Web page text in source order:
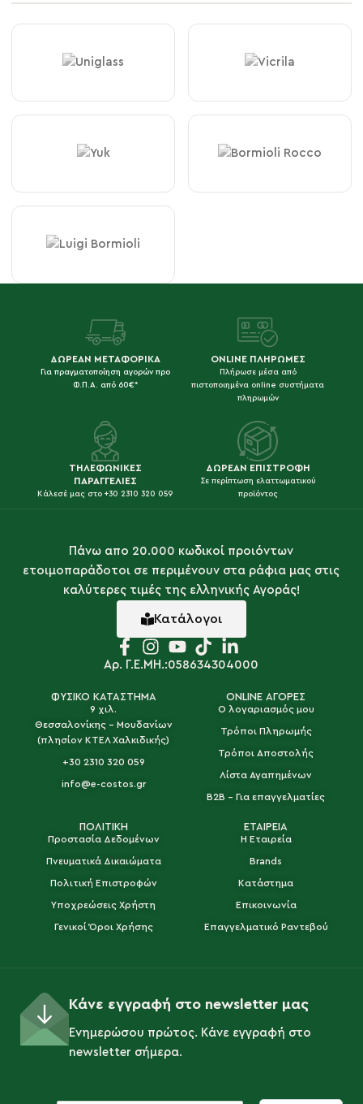
ΔΩΡΕΑΝ ΜΕΤΑΦΟΡΙΚΑ
Για πραγματοποίηση αγορών προ
Φ.Π.Α. από 60€*
ONLINE ΠΛΗΡΩΜΕΣ
Πλήρωσε μέσα από
πιστοποιημένα online συστήματα
πληρωμών
ΤΗΛΕΦΩΝΙΚΕΣ
ΠΑΡΑΓΓΕΛΙΕΣ
Κάλεσέ μας στο +30 2310 320 059
ΔΩΡΕΑΝ ΕΠΙΣΤΡΟΦΗ
Σε περίπτωση ελαττωματικού
προϊόντος
Πάνω απο 20.000 κωδικοί προιόντων
ετοιμοπαράδοτοι σε περιμένουν στα ράφια μας στις
καλύτερες τιμές της ελληνικής Αγοράς!
Κατάλογοι
Αρ. Γ.Ε.ΜΗ.:058634304000
ΦΥΣΙΚΟ ΚΑΤΑΣΤΗΜΑ
9 χιλ.
Θεσσαλονίκης - Μουδανίων
(πλησίον ΚΤΕΛ Χαλκιδικής)
+30 2310 320 059
info@e-costos.gr
ONLINE ΑΓΟΡΕΣ
Ο λογαριασμός μου
Τρόποι Πληρωμής
Τρόποι Αποστολής
Λίστα Αγαπημένων
B2B - Για επαγγελματίες
ΠΟΛΙΤΙΚΗ
Προστασία Δεδομένων
Πνευματικά Δικαιώματα
Πολιτική Επιστροφών
Υποχρεώσεις Χρήστη
Γενικοί Όροι Χρήσης
ΕΤΑΙΡΕΙΑ
Η Εταιρεία
Brands
Κατάστημα
Επικοινωνία
Επαγγελματικό Ραντεβού
Κάνε εγγραφή στο newsletter μας
Ενημερώσου πρώτος. Κάνε εγγραφή στο
newsletter σήμερα.